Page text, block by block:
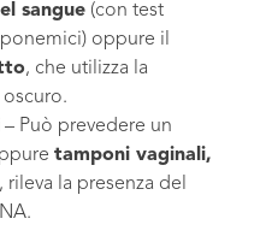
sangue (con test
oppure il
, che utilizza la
– Può prevedere un
tamponi vaginali,
, rileva la presenza del